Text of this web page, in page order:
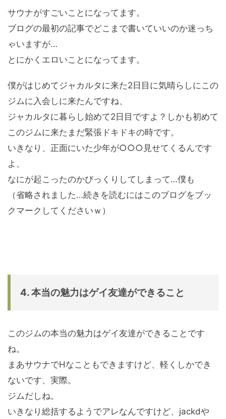
サウナがすごいことになってます。
ブログの最初の記事でどこまで書いていいのか迷っち
ゃいますが…
とにかくエロいことになってます。
僕がはじめてジャカルタに来た2日目に気晴らしにこの
ジムに入会しに来たんですね、
ジャカルタに暮らし始めて2日目ですよ？しかも初めて
このジムに来たまだ緊張ドキドキの時です。
いきなり、正面にいた少年が○○○見せてくるんです
よ、
なにが起こったのかびっくりしてしまって…僕も
（省略されました…続きを読むにはこのブログをブッ
クマークしてくださいｗ）
4. 本当の魅力はゲイ友達ができること
このジムの本当の魅力はゲイ友達ができることです
ね。
まあサウナでHなこともできますけど、軽くしかでき
ないです、実際。
ジムだしね。
いきなり総括するようでアレなんですけど、jackdや